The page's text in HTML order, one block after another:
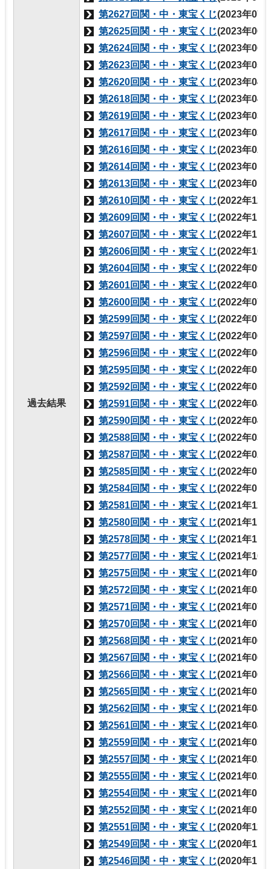
過去結果
第2627回関・中・東宝くじ(2023年07
第2625回関・中・東宝くじ(2023年06
第2624回関・中・東宝くじ(2023年06
第2623回関・中・東宝くじ(2023年05
第2620回関・中・東宝くじ(2023年04
第2618回関・中・東宝くじ(2023年04
第2619回関・中・東宝くじ(2023年03
第2617回関・中・東宝くじ(2023年03
第2616回関・中・東宝くじ(2023年02
第2614回関・中・東宝くじ(2023年01
第2613回関・中・東宝くじ(2023年01
第2610回関・中・東宝くじ(2022年12
第2609回関・中・東宝くじ(2022年11
第2607回関・中・東宝くじ(2022年11
第2606回関・中・東宝くじ(2022年10
第2604回関・中・東宝くじ(2022年09
第2601回関・中・東宝くじ(2022年08
第2600回関・中・東宝くじ(2022年07
第2599回関・中・東宝くじ(2022年07
第2597回関・中・東宝くじ(2022年06
第2596回関・中・東宝くじ(2022年06
第2595回関・中・東宝くじ(2022年05
第2592回関・中・東宝くじ(2022年05
第2591回関・中・東宝くじ(2022年04
第2590回関・中・東宝くじ(2022年04
第2588回関・中・東宝くじ(2022年03
第2587回関・中・東宝くじ(2022年02
第2585回関・中・東宝くじ(2022年01
第2584回関・中・東宝くじ(2022年01
第2581回関・中・東宝くじ(2021年12
第2580回関・中・東宝くじ(2021年11
第2578回関・中・東宝くじ(2021年11
第2577回関・中・東宝くじ(2021年10
第2575回関・中・東宝くじ(2021年09
第2572回関・中・東宝くじ(2021年08
第2571回関・中・東宝くじ(2021年07
第2570回関・中・東宝くじ(2021年07
第2568回関・中・東宝くじ(2021年06
第2567回関・中・東宝くじ(2021年06
第2566回関・中・東宝くじ(2021年06
第2565回関・中・東宝くじ(2021年05
第2562回関・中・東宝くじ(2021年04
第2561回関・中・東宝くじ(2021年04
第2559回関・中・東宝くじ(2021年03
第2557回関・中・東宝くじ(2021年02
第2555回関・中・東宝くじ(2021年02
第2554回関・中・東宝くじ(2021年01
第2552回関・中・東宝くじ(2021年01
第2551回関・中・東宝くじ(2020年12
第2549回関・中・東宝くじ(2020年11
第2546回関・中・東宝くじ(2020年11